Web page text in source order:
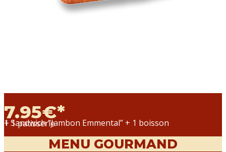
7.95€*
1 Sandwich “Jambon Emmental” + 1 boisson
+ 1 patisserie
MENU GOURMAND